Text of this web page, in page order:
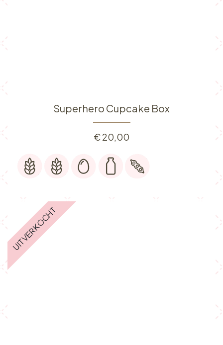
Superhero Cupcake Box
€20,00
UITVERKOCHT